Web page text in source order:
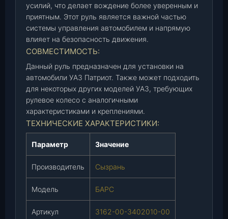
6
2
-
0
3
4
0
1
-
0
усилий, что делает вождение более уверенным и
приятным. Этот руль является важной частью
системы управления автомобилем и напрямую
влияет на безопасность движения.
СОВМЕСТИМОСТЬ:
Данный руль предназначен для установки на
автомобили УАЗ Патриот. Также может подходить
для некоторых других моделей УАЗ, требующих
рулевое колесо с аналогичными
характеристиками и креплениями.
ТЕХНИЧЕСКИЕ ХАРАКТЕРИСТИКИ:
Параметр Значение
Производитель Сызрань
Модель БАРС
Артикул 3162-00-3402010-00